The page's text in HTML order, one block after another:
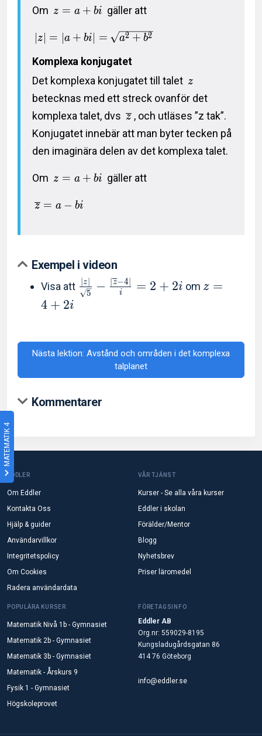
MATEMATIK 4
Om z = a + bi gäller att
z = a + bi = a2 + b2
Komplexa konjugatet
Det komplexa konjugatet till talet z
betecknas med ett streck ovanför det
komplexa talet, dvs z , och utläses ”z tak”.
Konjugatet innebär att man byter tecken på
den imaginära delen av det komplexa talet.
Om z = a + bi gäller att
z = a − bi
Exempel i videon
Visa att
5
∣z∣ − i
∣z−4∣ = 2 + 2i om z =
4 + 2i
Nästa lektion: Avstånd och områden i det komplexa
talplanet
Kommentarer
EDDLER
Om Eddler
Kontakta Oss
Hjälp & guider
Användarvillkor
Integritetspolicy
Om Cookies
Radera användardata
VÅR TJÄNST
Kurser - Se alla våra kurser
Eddler i skolan
Förälder/Mentor
Blogg
Nyhetsbrev
Priser läromedel
POPULÄRA KURSER
Matematik Nivå 1b - Gymnasiet
Matematik 2b - Gymnasiet
Matematik 3b - Gymnasiet
Matematik - Årskurs 9
Fysik 1 - Gymnasiet
Högskoleprovet
FÖRETAGSINFO
Eddler AB
Org.nr: 559029-8195
Kungsladugårdsgatan 86
414 76 Göteborg
info@eddler.se